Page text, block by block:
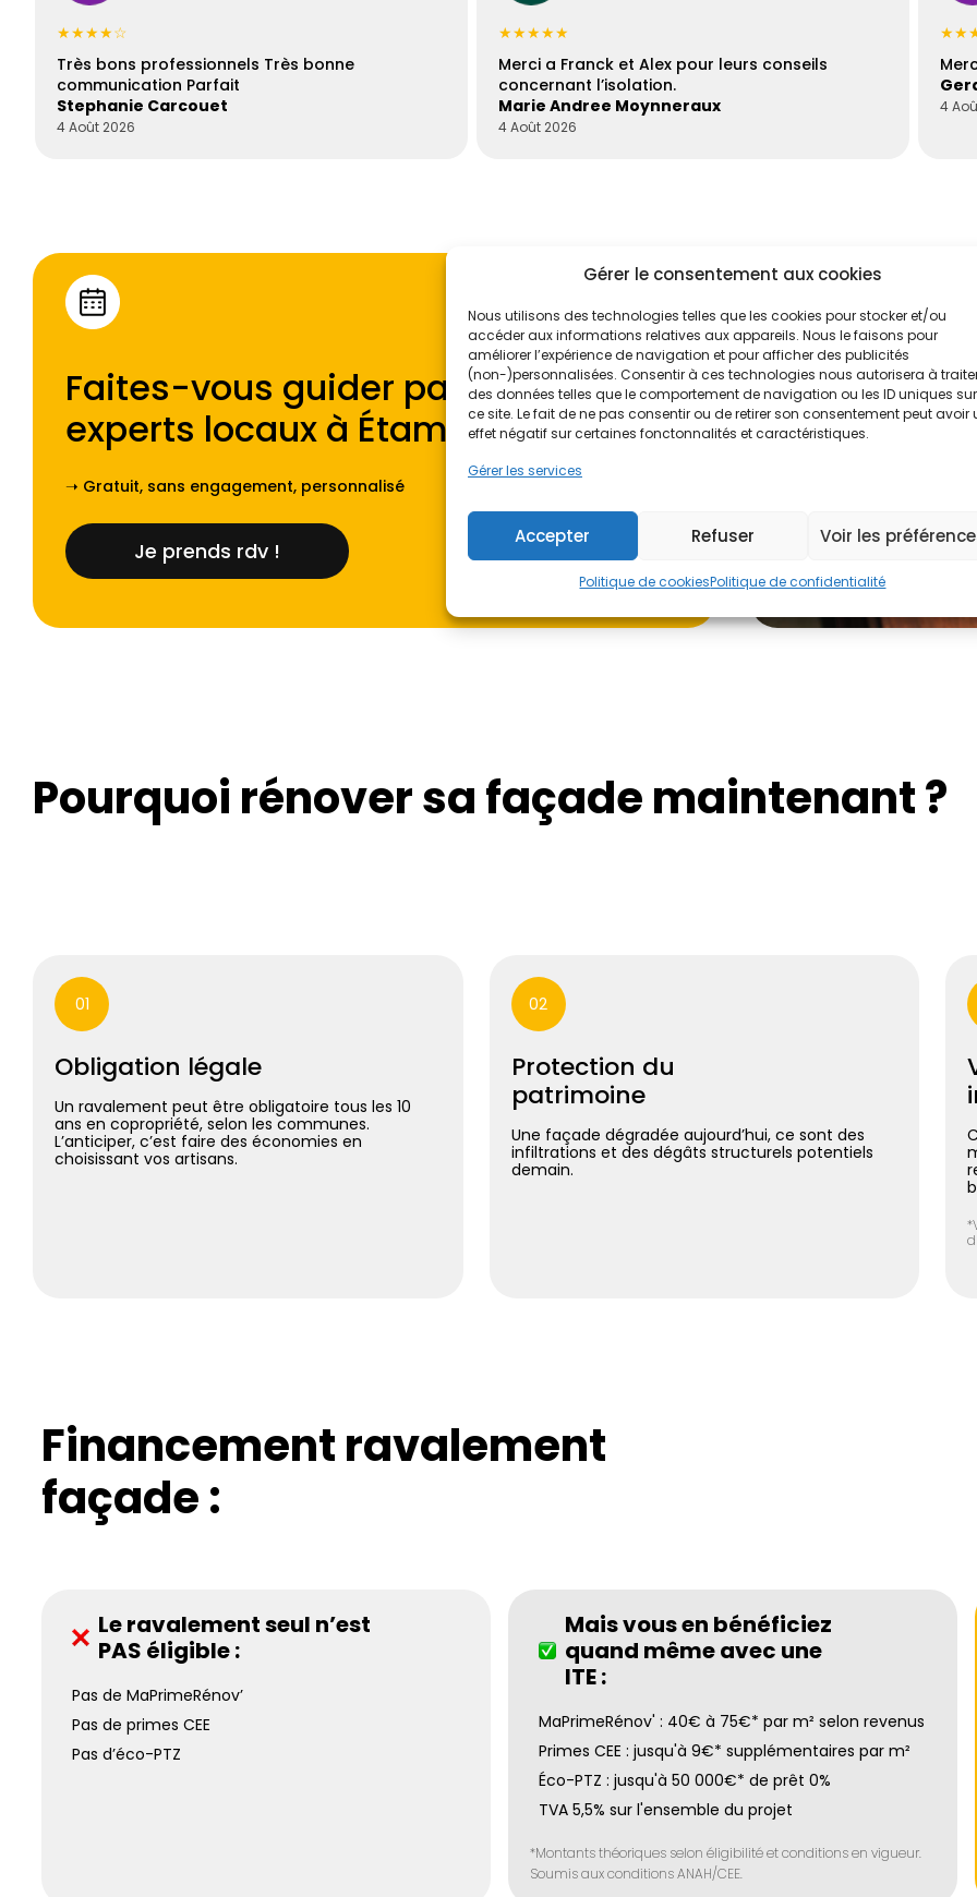
Gérer le consentement aux cookies
Nous utilisons des technologies telles que les cookies pour stocker et/ou
accéder aux informations relatives aux appareils. Nous le faisons pour
améliorer l’expérience de navigation et pour afficher des publicités
(non-)personnalisées. Consentir à ces technologies nous autorisera à
des données telles que le comportement de navigation ou les ID uniques sur
ce site. Le fait de ne pas consentir ou de retirer son consentement peut avoir
effet négatif sur certaines fonctonnalités et caractéristiques.
Gérer les services
Accepter Refuser Voir les
Politique de cookiesPolitique de confidentialité
★★★★☆
Très bons professionnels Très bonne
communication Parfait
Stephanie Carcouet
4 Août 2026
★★★★★
Merci a Franck et Alex pour leurs conseils
concernant l’isolation.
Marie Andree Moynneraux
4 Août 2026
4
Faites-vous guider par l'un de nos
experts locaux à Étampes.
➝ Gratuit, sans engagement, personnalisé
Je prends rdv !
Pourquoi rénover sa façade maintenant ?
01
Obligation légale
Un ravalement peut être obligatoire tous les 10
ans en copropriété, selon les communes.
L’anticiper, c’est faire des économies en
choisissant vos artisans.
02
Protection du
patrimoine
Une façade dégradée aujourd’hui, ce sont des
infiltrations et des dégâts structurels potentiels
demain.
Financement ravalement
façade :
Le ravalement seul n’est
PAS éligible :
Pas de MaPrimeRénov’
Pas de primes CEE
Pas d’éco-PTZ
Mais vous en bénéficiez
quand même avec une
ITE :
MaPrimeRénov' : 40€ à 75€* par m² selon revenus
Primes CEE : jusqu'à 9€* supplémentaires par m²
Éco-PTZ : jusqu'à 50 000€* de prêt 0%
TVA 5,5% sur l'ensemble du projet
*Montants théoriques selon éligibilité et conditions en vigueur.
Soumis aux conditions ANAH/CEE.